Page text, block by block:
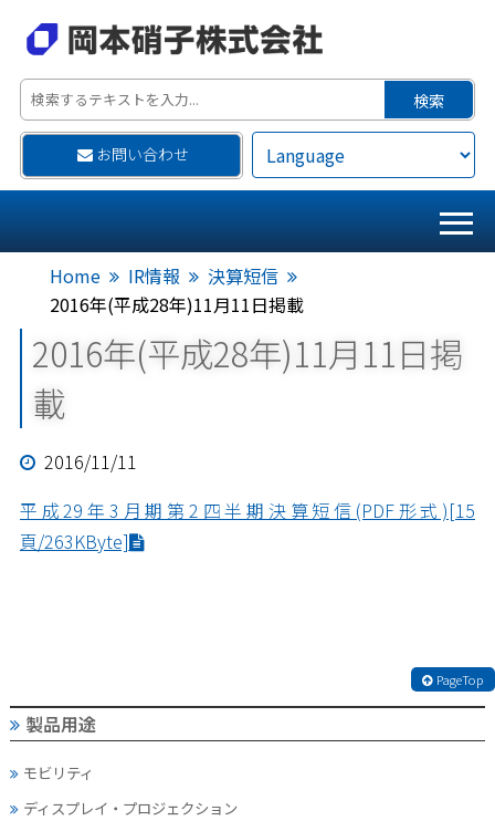
お問い合わせ
Home IR情報
決算短信
2016年(平成28年)11月11日掲載
2016年(平成28年)11月11日掲
載
2016/11/11
平成29年3月期第2四半期決算短信(PDF形式)[15
頁/263KByte]
PageTop
製品用途
モビリティ
ディスプレイ・ プロジェクション